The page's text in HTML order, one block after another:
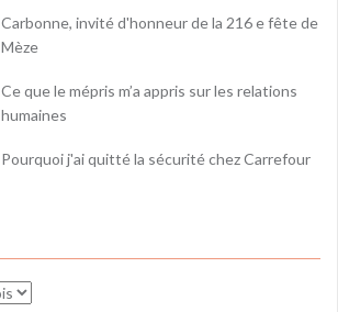
Carbonne, invité d'honneur de la 216 e fête de
Mèze
Ce que le mépris m’a appris sur les relations
humaines
Pourquoi j'ai quitté la sécurité chez Carrefour